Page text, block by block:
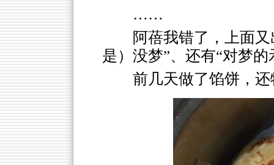
……
阿蓓我错了，上面
是）没梦”、还有“对梦
前几天做了馅饼，